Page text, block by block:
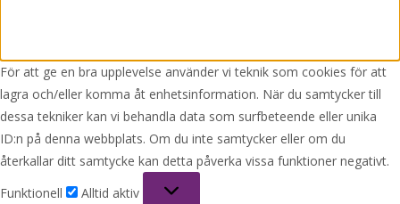
För att ge en bra upplevelse använder vi teknik som cookies för att
lagra och/eller komma åt enhetsinformation. När du samtycker till
dessa tekniker kan vi behandla data som surfbeteende eller unika
ID:n på denna webbplats. Om du inte samtycker eller om du
återkallar ditt samtycke kan detta påverka vissa funktioner negativt.
Funktionell
Alltid aktiv